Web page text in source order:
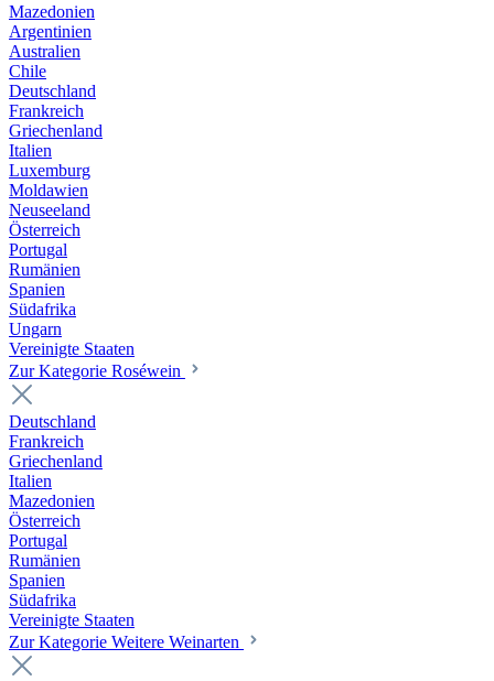
Mazedonien
Argentinien
Australien
Chile
Deutschland
Frankreich
Griechenland
Italien
Luxemburg
Moldawien
Neuseeland
Österreich
Portugal
Rumänien
Spanien
Südafrika
Ungarn
Vereinigte Staaten
Zur Kategorie Roséwein
Deutschland
Frankreich
Griechenland
Italien
Mazedonien
Österreich
Portugal
Rumänien
Spanien
Südafrika
Vereinigte Staaten
Zur Kategorie Weitere Weinarten